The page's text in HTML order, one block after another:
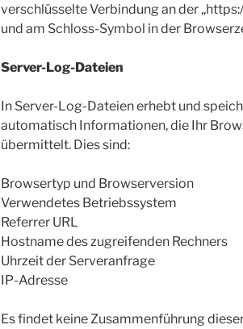
verschlüsselte Verbindung an der
und am Schloss-Symbol in der
Server-Log-Dateien
In Server-Log-Dateien erhebt und
automatisch Informationen, die Ihr
übermittelt. Dies sind:
Browsertyp und Browserversion
Verwendetes Betriebssystem
Referrer URL
Hostname des zugreifenden Rechners
Uhrzeit der Serveranfrage
IP-Adresse
Es findet keine Zusammenführung